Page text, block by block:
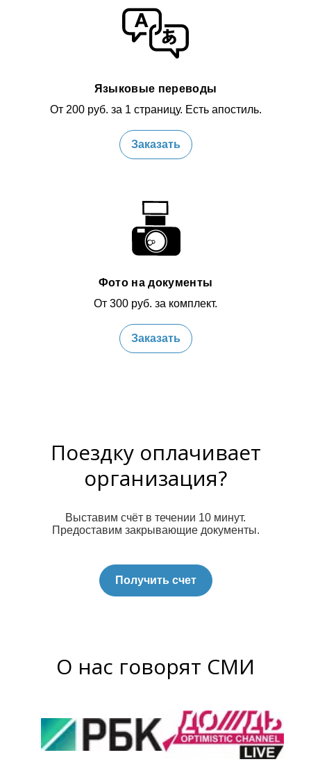
Языковые переводы
От 200 руб. за 1 страницу. Есть апостиль.
Заказать
Фото на документы
От 300 руб. за комплект.
Заказать
Поездку оплачивает
организация?
Выставим счёт в течении 10 минут.
Предоставим закрывающие документы.
Получить счет
О нас говорят СМИ